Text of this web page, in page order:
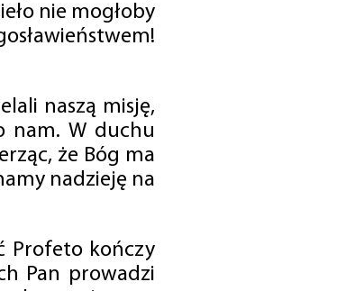
nie mogłoby
naszą misję,
nam. W duchu
że Bóg ma
nadzieję na
Profeto kończy
Pan prowadzi